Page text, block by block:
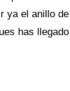
ya el anillo
has